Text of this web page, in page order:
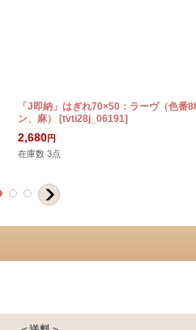
「J即納」はぎれ70×50：ラーヴ（色番
ン、麻）
[tvti28j_06191]
2,680円
在庫数 3点